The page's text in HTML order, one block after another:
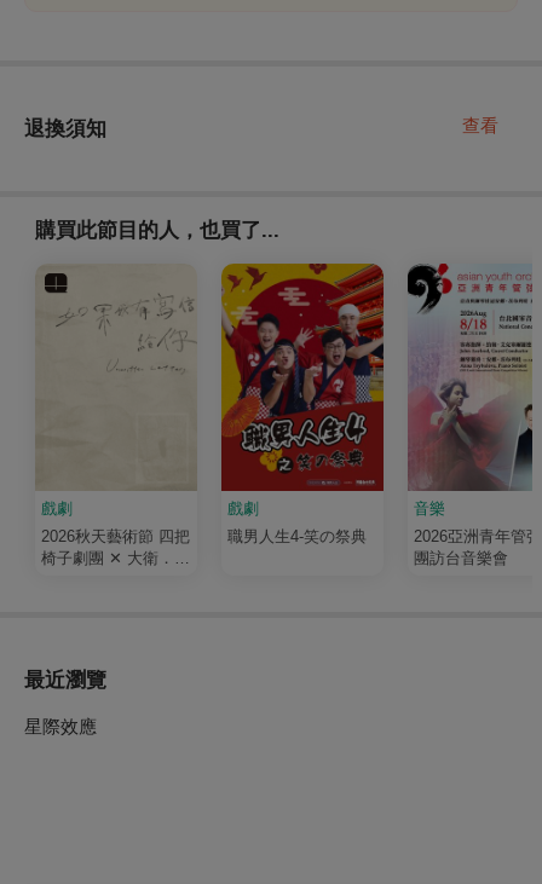
退換須知 查看
購買此節目的人，也買了...
戲劇
2026秋天藝術節 四把
椅子劇團 ✕ 大衛．吉
戲劇
職男人生4-笑の祭典
音樂
2026亞洲青年管
團訪台音樂會
最近瀏覽
星際效應